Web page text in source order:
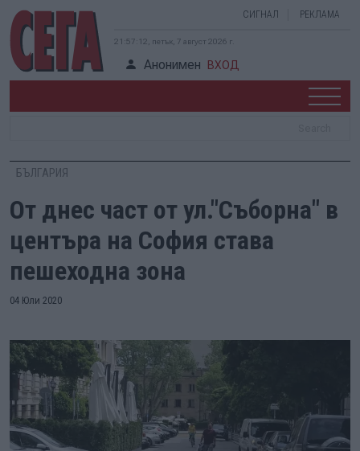
СИГНАЛ РЕКЛАМА
21:57:13, петък, 7 август 2026 г.
Анонимен ВХОД
БЪЛГАРИЯ
От днес част от ул."Съборна" в
центъра на София става
пешеходна зона
04 Юли 2020